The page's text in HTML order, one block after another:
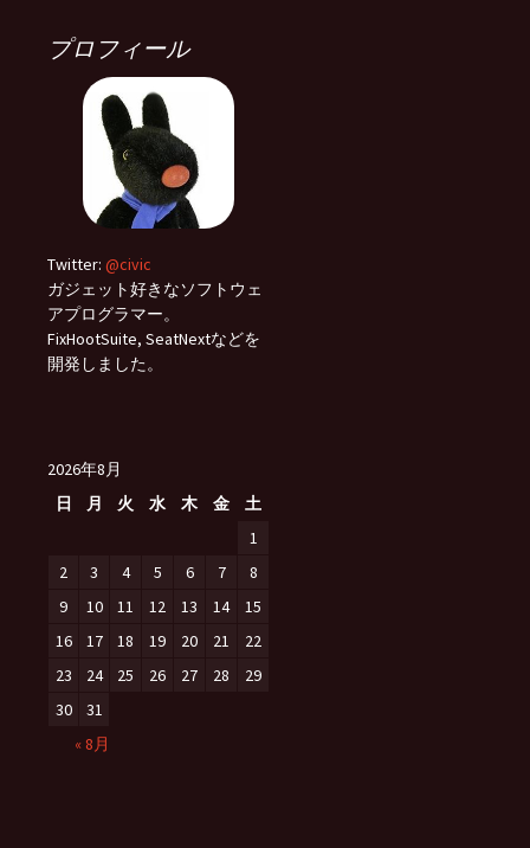
プロフィール
Twitter: @civic
ガジェット好きなソフトウェ
アプログラマー。
FixHootSuite, SeatNextなどを
開発しました。
2026年8月
日
月 火 水 木 金
土
1
2
3 4 5 6 7
8
9
10 11 12 13 14
15
16
17 18 19 20 21
22
23
24 25 26 27 28
29
30
31
« 8月